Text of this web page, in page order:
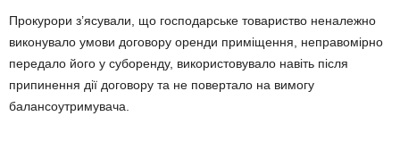
Прокурори з’ясували, що господарське товариство неналежно
виконувало умови договору оренди приміщення, неправомірно
передало його у суборенду, використовувало навіть після
припинення дії договору та не повертало на вимогу
балансоутримувача.